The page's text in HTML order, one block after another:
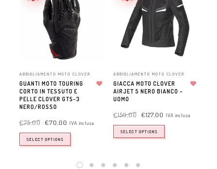
ABBIGLIAMENTO MOTO CLOVER
GUANTI MOTO TOURING
CORTO IN TESSUTO E
PELLE CLOVER GTS-3
NERO/ROSSO
€75,00 €70,00 IVA inclusa
SELECT OPTIONS
ABBIGLIAMENTO MOTO CLOVER
GIACCA MOTO CLOVER
AIRJET 5 NERO BIANCO –
UOMO
€159,00 €127,00 IVA inclusa
SELECT OPTIONS